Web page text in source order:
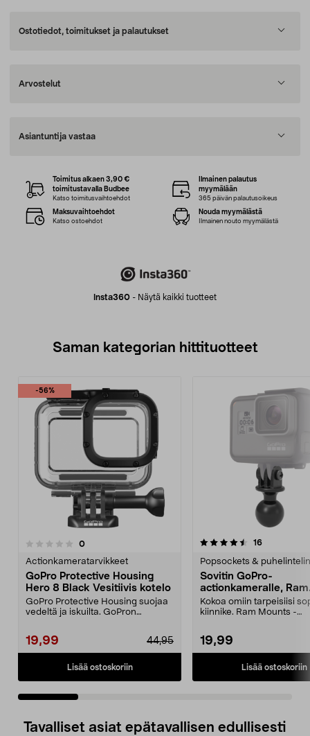
Ostotiedot, toimitukset ja palautukset
Arvostelut
Asiantuntija vastaa
Insta360 - Näytä kaikki tuotteet
Toimitus alkaen 3,90 €
toimitustavalla Budbee
Katso toimitusvaihtoehdot
Ilmainen palautus
myymälään
365 päivän palautusoikeus
Maksuvaihtoehdot
Katso ostoehdot
Nouda myymälästä
Ilmainen nouto myymälästä
Saman kategorian hittituotteet
-56%
0arvostelut
Actionkameratarvikkeet
GoPro Protective Housing
Hero 8 Black Vesitiivis kotelo
GoPro Protective Housing suojaa
vedeltä ja iskuilta. GoPron
19,99 44,95
Lisää ostoskoriin
4.5 viidestä
16arvostelut
Popsockets &
Sovitin GoPro-
actionkameralle, Ram
Mounts
Kokoa omiin tarpeisiisi
kiinnike. Ram Mounts -
19,99
Lisää ostoskoriin
4.0 viidestä
Tavalliset asiat epätavallisen edullisesti